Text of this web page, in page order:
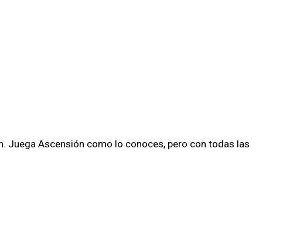
Juega Ascensión como lo conoces, pero con todas las